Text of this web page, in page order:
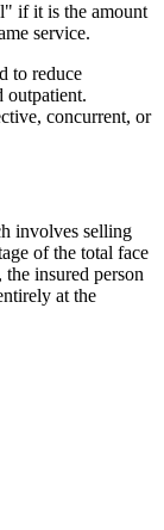
if it is the amount
service.
to reduce
outpatient.
concurrent, or
involves selling
of the total face
insured person
at the